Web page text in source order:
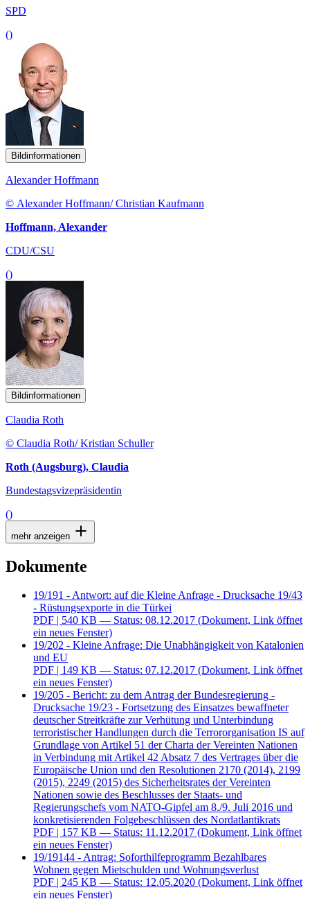
SPD
()
Bildinformationen
Alexander Hoffmann
© Alexander Hoffmann/ Christian Kaufmann
Hoffmann, Alexander
CDU/CSU
()
Bildinformationen
Claudia Roth
© Claudia Roth/ Kristian Schuller
Roth (Augsburg), Claudia
Bundestagsvizepräsidentin
()
mehr anzeigen
Dokumente
19/191 - Antwort: auf die Kleine Anfrage - Drucksache 19/43
- Rüstungsexporte in die Türkei
PDF | 540 KB — Status: 08.12.2017 (Dokument, Link öffnet
ein neues Fenster)
19/202 - Kleine Anfrage: Die Unabhängigkeit von Katalonien
und EU
PDF | 149 KB — Status: 07.12.2017 (Dokument, Link öffnet
ein neues Fenster)
19/205 - Bericht: zu dem Antrag der Bundesregierung -
Drucksache 19/23 - Fortsetzung des Einsatzes bewaffneter
deutscher Streitkräfte zur Verhütung und Unterbindung
terroristischer Handlungen durch die Terrororganisation IS auf
Grundlage von Artikel 51 der Charta der Vereinten Nationen
in Verbindung mit Artikel 42 Absatz 7 des Vertrages über die
Europäische Union und den Resolutionen 2170 (2014), 2199
(2015), 2249 (2015) des Sicherheitsrates der Vereinten
Nationen sowie des Beschlusses der Staats- und
Regierungschefs vom NATO-Gipfel am 8./9. Juli 2016 und
konkretisierenden Folgebeschlüssen des Nordatlantikrats
PDF | 157 KB — Status: 11.12.2017 (Dokument, Link öffnet
ein neues Fenster)
19/19144 - Antrag: Soforthilfeprogramm Bezahlbares
Wohnen gegen Mietschulden und Wohnungsverlust
PDF | 245 KB — Status: 12.05.2020 (Dokument, Link öffnet
ein neues Fenster)